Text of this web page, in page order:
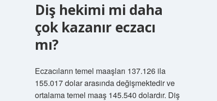
Diş hekimi mi daha
çok kazanır eczacı
mı?
Eczacıların temel maaşları 137.126 ila
155.017 dolar arasında değişmektedir ve
ortalama temel maaş 145.540 dolardır. Diş